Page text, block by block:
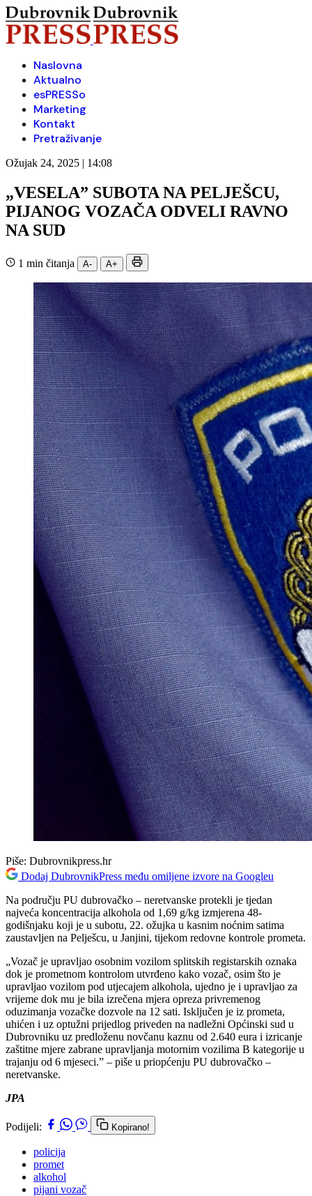
Naslovna
Aktualno
esPRESSo
Marketing
Kontakt
Pretraživanje
Ožujak 24, 2025 | 14:08
„VESELA” SUBOTA NA PELJEŠCU,
PIJANOG VOZAČA ODVELI RAVNO
NA SUD
1 min čitanja A- A+
Piše: Dubrovnikpress.hr
Dodaj DubrovnikPress među omiljene izvore na Googleu
Na području PU dubrovačko – neretvanske protekli je tjedan
najveća koncentracija alkohola od 1,69 g/kg izmjerena 48-
godišnjaku koji je u subotu, 22. ožujka u kasnim noćnim satima
zaustavljen na Pelješcu, u Janjini, tijekom redovne kontrole prometa.
„Vozač je upravljao osobnim vozilom splitskih registarskih oznaka
dok je prometnom kontrolom utvrđeno kako vozač, osim što je
upravljao vozilom pod utjecajem alkohola, ujedno je i upravljao za
vrijeme dok mu je bila izrečena mjera opreza privremenog
oduzimanja vozačke dozvole na 12 sati. Isključen je iz prometa,
uhićen i uz optužni prijedlog priveden na nadležni Općinski sud u
Dubrovniku uz predloženu novčanu kaznu od 2.640 eura i izricanje
zaštitne mjere zabrane upravljanja motornim vozilima B kategorije u
trajanju od 6 mjeseci.” – piše u priopćenju PU dubrovačko –
neretvanske.
JPA
Podijeli: Kopirano!
policija
promet
alkohol
pijani vozač